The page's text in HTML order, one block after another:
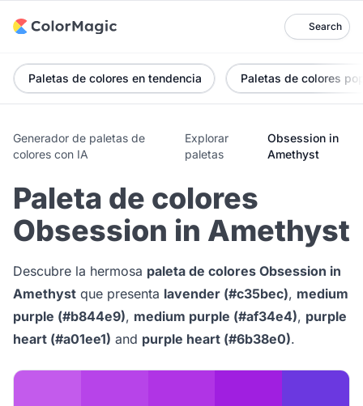
Search
Paletas de colores en tendencia Paletas de colores
Generador de paletas de
colores con IA
Explorar
paletas
Obsession in
Amethyst
Paleta de colores
Obsession in Amethyst
Descubre la hermosa paleta de colores Obsession in
Amethyst que presenta lavender (#c35bec), medium
purple (#b844e9), medium purple (#af34e4), purple
heart (#a01ee1) and purple heart (#6b38e0).